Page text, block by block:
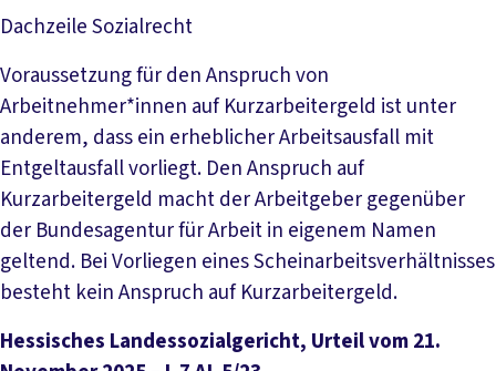
DachzeileSozialrecht
Voraussetzung für den Anspruch von
Arbeitnehmer*innen auf Kurzarbeitergeld ist unter
anderem, dass ein erheblicher Arbeitsausfall mit
Entgeltausfall vorliegt. Den Anspruch auf
Kurzarbeitergeld macht der Arbeitgeber gegenüber
der Bundesagentur für Arbeit in eigenem Namen
geltend. Bei Vorliegen eines Scheinarbeitsverhältnisses
besteht kein Anspruch auf Kurzarbeitergeld.
Hessisches Landessozialgericht, Urteil vom 21.